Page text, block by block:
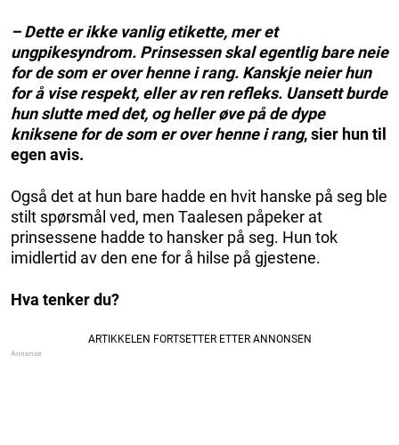
– Dette er ikke vanlig etikette, mer et
ungpikesyndrom. Prinsessen skal egentlig bare neie
for de som er over henne i rang. Kanskje neier hun
for å vise respekt, eller av ren refleks. Uansett burde
hun slutte med det, og heller øve på de dype
kniksene for de som er over henne i rang, sier hun til
egen avis.
Også det at hun bare hadde en hvit hanske på seg ble
stilt spørsmål ved, men Taalesen påpeker at
prinsessene hadde to hansker på seg. Hun tok
imidlertid av den ene for å hilse på gjestene.
Hva tenker du?